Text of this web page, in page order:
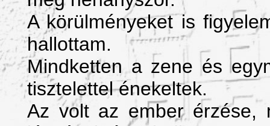
A körülményeket is
hallottam.
Mindketten a zene és
tisztelettel énekeltek.
Az volt az ember érzése,